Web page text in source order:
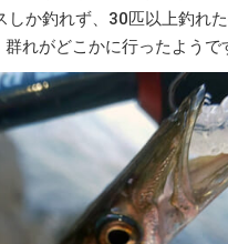
しか釣れず、30匹以上釣れ
れがどこかに行ったようで